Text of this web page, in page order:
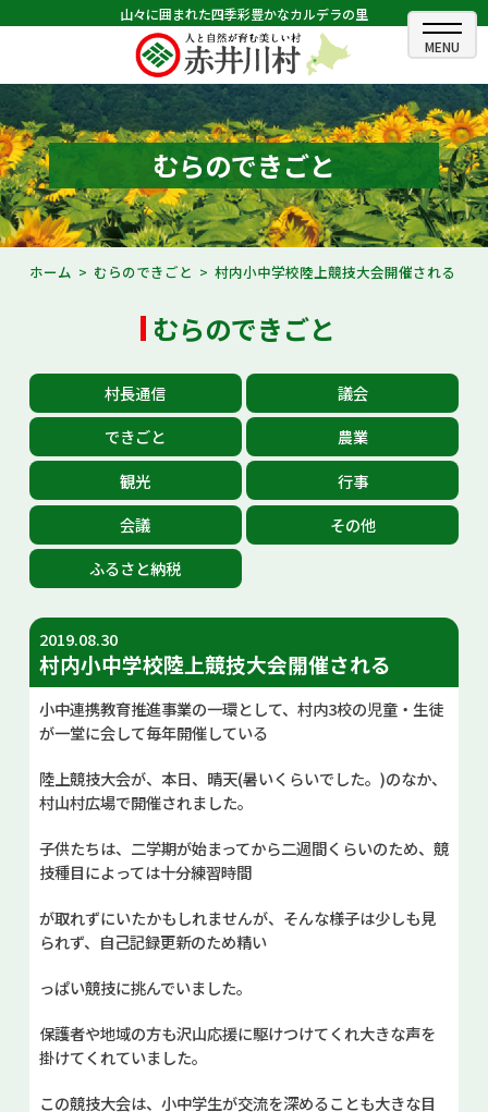
山々に囲まれた四季彩豊かなカルデラの里
ホーム
むらのできごと
むらのプロフィール
くらしの情報
観光・イベント情報
あかいがわ広報
お問い合せ
Select Language
むらのできごと
ホーム むらのできごと 村内小中学校陸上競技大会開催される
むらのできごと
村長通信
議会
できごと
農業
観光
行事
会議
その他
ふるさと納税
2019.08.30
村内小中学校陸上競技大会開催される
小中連携教育推進事業の一環として、村内3校の児童・生徒
が一堂に会して毎年開催している
陸上競技大会が、本日、晴天(暑いくらいでした。)のなか、
村山村広場で開催されました。
子供たちは、二学期が始まってから二週間くらいのため、競
技種目によっては十分練習時間
が取れずにいたかもしれませんが、そんな様子は少しも見
られず、自己記録更新のため精い
っぱい競技に挑んでいました。
保護者や地域の方も沢山応援に駆けつけてくれ大きな声を
掛けてくれていました。
この競技大会は、小中学生が交流を深めることも大きな目